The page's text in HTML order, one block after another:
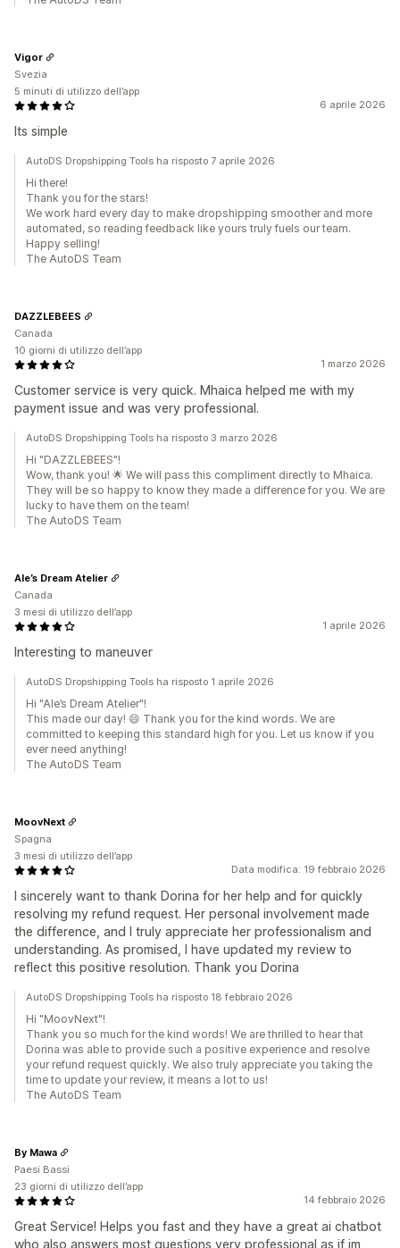
6 aprile 2026
Its simple
Vigor
Svezia
5 minuti di utilizzo dell’app
AutoDS Dropshipping Tools ha risposto 7 aprile 2026
Hi there!
Thank you for the stars!
We work hard every day to make dropshipping smoother and more
automated, so reading feedback like yours truly fuels our team.
Happy selling!
The AutoDS Team
1 marzo 2026
Customer service is very quick. Mhaica helped me with my
payment issue and was very professional.
DAZZLEBEES
Canada
10 giorni di utilizzo dell’app
AutoDS Dropshipping Tools ha risposto 3 marzo 2026
Hi "DAZZLEBEES"!
Wow, thank you! 🌟 We will pass this compliment directly to Mhaica.
They will be so happy to know they made a difference for you. We are
lucky to have them on the team!
The AutoDS Team
1 aprile 2026
Interesting to maneuver
Ale’s Dream Atelier
Canada
3 mesi di utilizzo dell’app
AutoDS Dropshipping Tools ha risposto 1 aprile 2026
Hi "Ale’s Dream Atelier"!
This made our day! 😄 Thank you for the kind words. We are
committed to keeping this standard high for you. Let us know if you
ever need anything!
The AutoDS Team
Data modifica: 19 febbraio 2026
I sincerely want to thank Dorina for her help and for quickly
resolving my refund request. Her personal involvement made
the difference, and I truly appreciate her professionalism and
understanding. As promised, I have updated my review to
reflect this positive resolution. Thank you Dorina
MoovNext
Spagna
3 mesi di utilizzo dell’app
AutoDS Dropshipping Tools ha risposto 18 febbraio 2026
Hi "MoovNext"!
Thank you so much for the kind words! We are thrilled to hear that
Dorina was able to provide such a positive experience and resolve
your refund request quickly. We also truly appreciate you taking the
time to update your review, it means a lot to us!
The AutoDS Team
14 febbraio 2026
Great Service! Helps you fast and they have a great ai chatbot
who also answers most questions very professional as if im
By Mawa
Paesi Bassi
23 giorni di utilizzo dell’app